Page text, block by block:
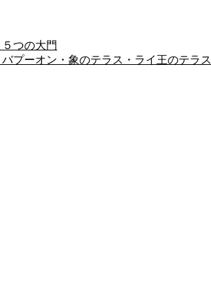
つの大門
プーオン・象のテラス・ライ王のテラス